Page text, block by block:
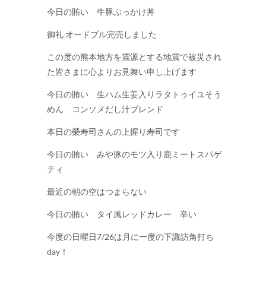
今日の賄い 牛豚ぶっかけ丼
御礼 オードブル完売しました
この度の熊本地方を震源とする地震で被災され
た皆さまに心よりお見舞い申し上げます
今日の賄い 生ハム生姜入りラタトゥイユそう
めん コンソメだし汁ブレンド
本日の榮寿司さんの上握り寿司です
今日の賄い みや豚のモツ入り鹿ミートスパゲ
ティ
最近の朝の空はつまらない
今日の賄い タイ風レッドカレー 辛い
今度の日曜日7/26は月に一度の下諏訪角打ち
day！